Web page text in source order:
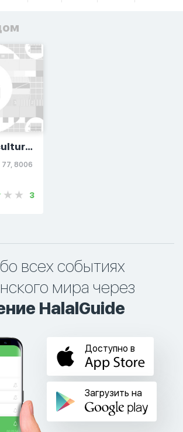
77, 8006
3
всех событиях
мира через
HalalGuide
Доступно в
Загрузить на